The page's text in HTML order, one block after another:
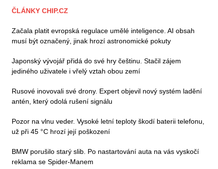
ČLÁNKY CHIP.CZ
Začala platit evropská regulace umělé inteligence. AI obsah
musí být označený, jinak hrozí astronomické pokuty
Japonský vývojář přidá do své hry češtinu. Stačil zájem
jediného uživatele i vřelý vztah obou zemí
Rusové inovovali své drony. Expert objevil nový systém ladění
antén, který odolá rušení signálu
Pozor na vlnu veder. Vysoké letní teploty škodí baterii telefonu,
už při 45 °C hrozí její poškození
BMW porušilo starý slib. Po nastartování auta na vás vyskočí
reklama se Spider-Manem